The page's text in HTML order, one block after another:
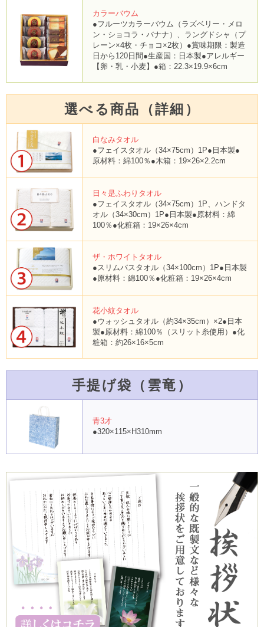
カラーバウム
●フルーツカラーバウム（ラズベリー・メロ
ン・ショコラ・バナナ）、ラングドシャ（プ
レーン×4枚・チョコ×2枚）●賞味期限：製造
日から120日間●生産国：日本製●アレルギー
【卵・乳・小麦】●箱：22.3×19.9×6cm
選べる商品（詳細）
白なみタオル
●フェイスタオル（34×75cm）1P●日本製●
原材料：綿100％●木箱：19×26×2.2cm
日々是ふわりタオル
●フェイスタオル（34×75cm）1P、ハンドタ
オル（34×30cm）1P●日本製●原材料：綿
100％●化粧箱：19×26×4cm
ザ・ホワイトタオル
●スリムバスタオル（34×100cm）1P●日本製
●原材料：綿100％●化粧箱：19×26×4cm
花小紋タオル
●ウォッシュタオル（約34×35cm）×2●日本
製●原材料：綿100％（スリット糸使用）●化
粧箱：約26×16×5cm
手提げ袋（雲竜）
青3才
●320×115×H310mm